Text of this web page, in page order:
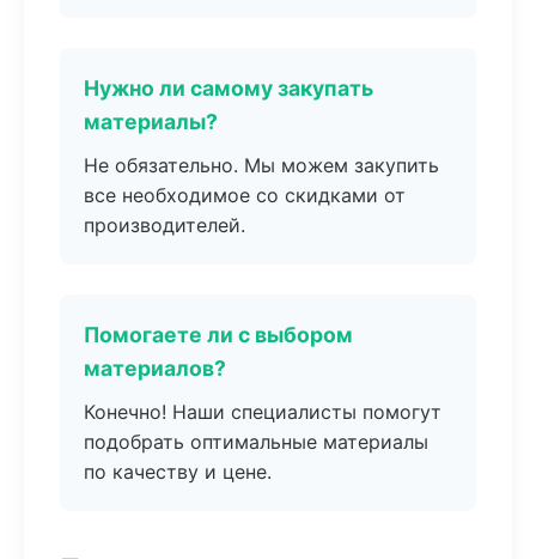
Нужно ли самому закупать
материалы?
Не обязательно. Мы можем закупить
все необходимое со скидками от
производителей.
Помогаете ли с выбором
материалов?
Конечно! Наши специалисты помогут
подобрать оптимальные материалы
по качеству и цене.